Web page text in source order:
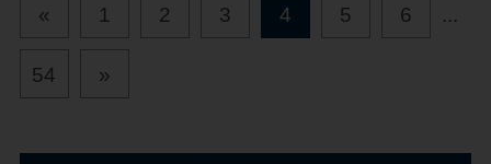
« 1 2 3 4 5 6 ...
54 »